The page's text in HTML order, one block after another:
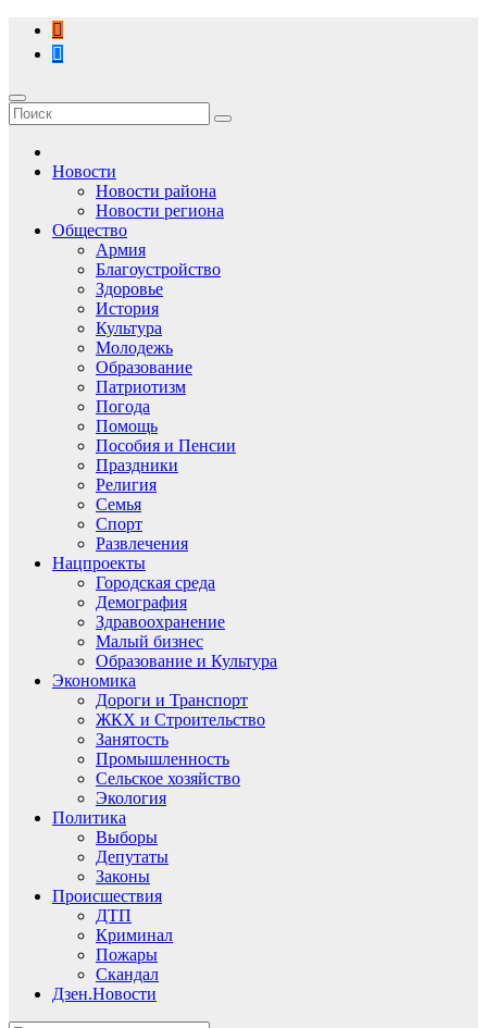
Перейти
содержимому
Новости
Новости района
Новости региона
Общество
Армия
Благоустройство
Здоровье
История
Культура
Молодежь
Образование
Патриотизм
Погода
Помощь
Пособия и Пенсии
Праздники
Религия
Семья
Спорт
Развлечения
Нацпроекты
Городская среда
Демография
Здравоохранение
Малый бизнес
Образование и Культура
Экономика
Дороги и Транспорт
ЖКХ и Строительство
Занятость
Промышленность
Сельское хозяйство
Экология
Политика
Выборы
Депутаты
Законы
Происшествия
ДТП
Криминал
Пожары
Скандал
Дзен.Новости